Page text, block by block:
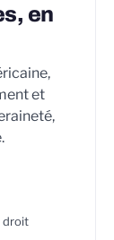
en
et
droit